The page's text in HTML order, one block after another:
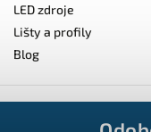
LED zdroje
Lišty a profily
Blog